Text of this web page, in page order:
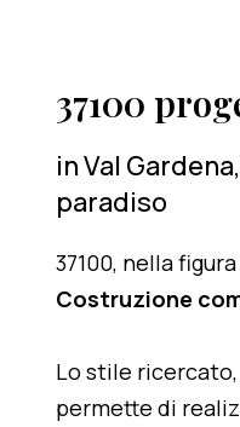
37100
in Val
paradiso
37100, nella
Costruzione
Lo stile
permette di